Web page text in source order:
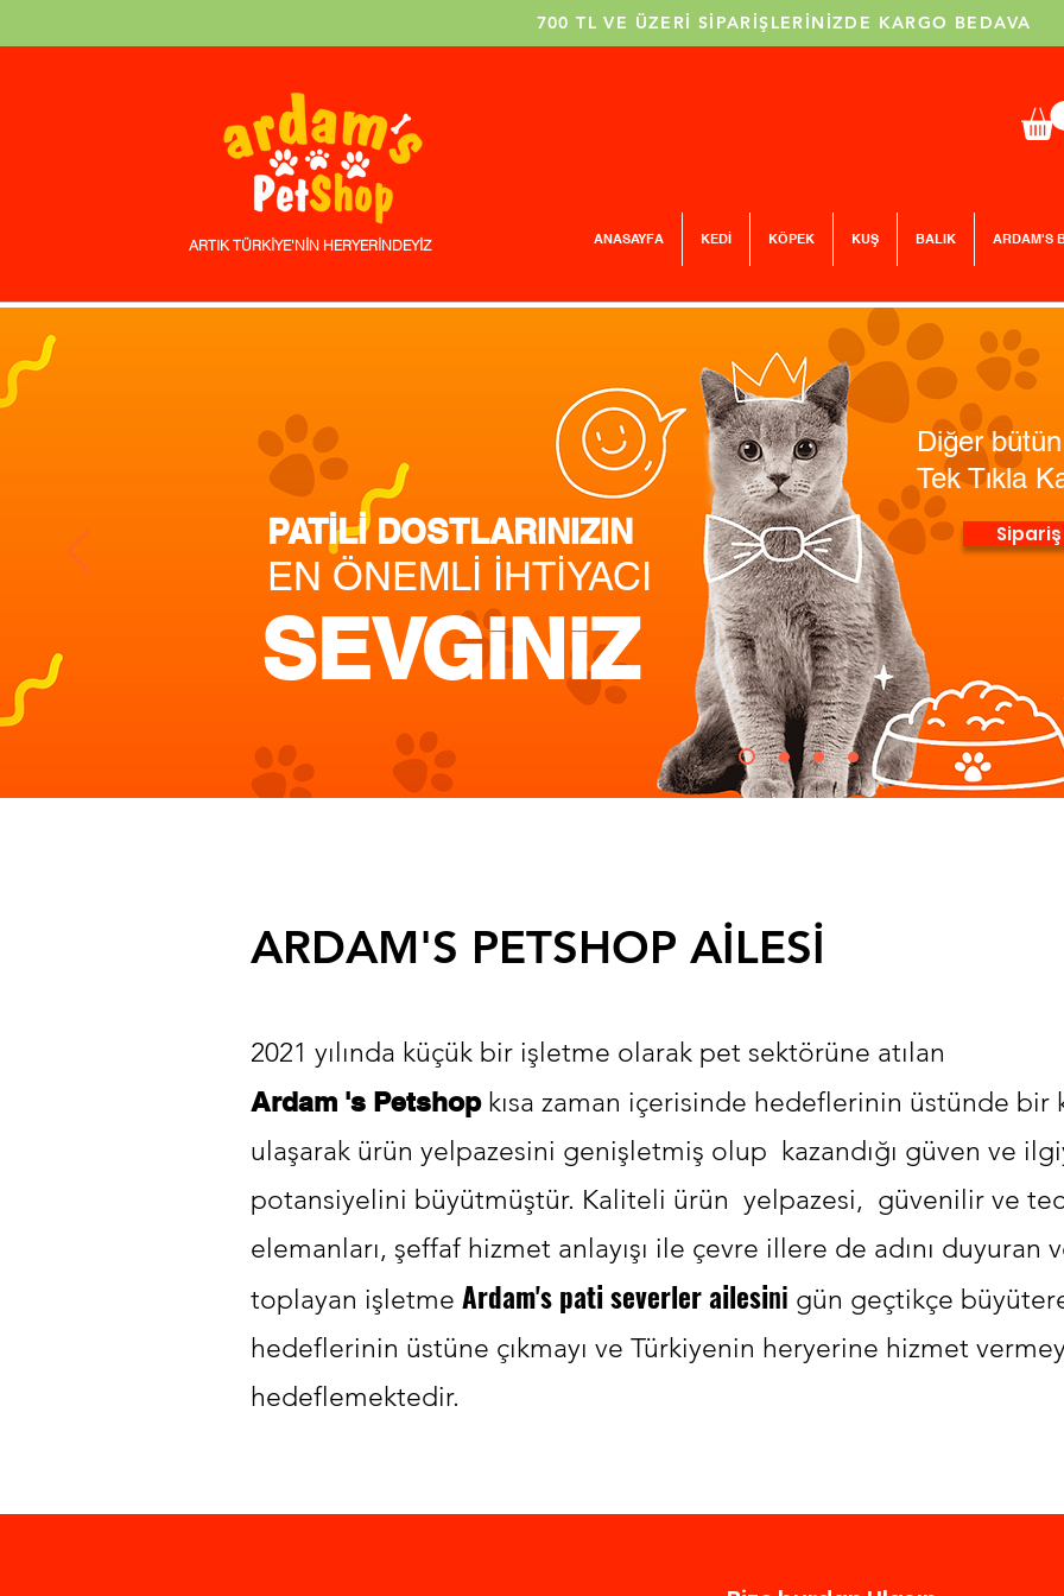
700 TL VE ÜZERİ SİPARİŞLERİNİZDE KARGO BEDAVA
ARTIK TÜRKİYE'NİN HERYERİNDEYİZ ANASAYFA KEDİ KÖPEK KUŞ BALIK ARDAM'S
SEVGiNiZ
PATİLİ DOSTLARINIZIN
EN ÖNEMLİ İHTİYACI
Diğer
Tek Tıkla
ARDAM'S PETSHOP AİLESİ
2021 yılında küçük bir işletme olarak pet sektörüne atılan
Ardam 's Petshopkısa zaman içerisinde hedeflerinin üstünde bir
ulaşarak ürün yelpazesini genişletmiş olup kazandığı güven ve
potansiyelini büyütmüştür. Kaliteli ürün yelpazesi, güvenilir ve
elemanları, şeffaf hizmet anlayışı ile çevre illere de adını duyuran
toplayan işletme Ardam's pati severler ailesini gün geçtikçe
hedeflerinin üstüne çıkmayı ve Türkiyenin heryerine hizmet
hedeflemektedir.